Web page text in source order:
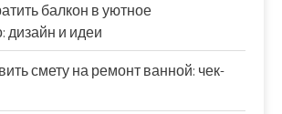
балкон в уютное
дизайн и идеи
смету на ремонт ванной: чек-